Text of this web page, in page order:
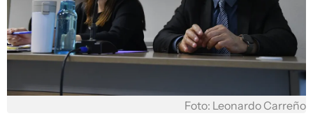
Foto: Leonardo Carreño